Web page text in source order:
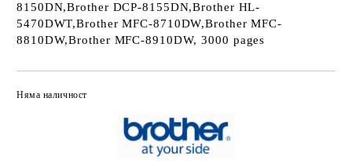
8150DN,Brother DCP-8155DN,Brother HL-
5470DWT,Brother MFC-8710DW,Brother MFC-
8810DW,Brother MFC-8910DW, 3000 pages
Няма наличност